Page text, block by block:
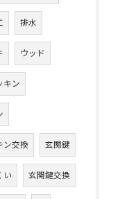
排水
ウッド
キン
ン交換 玄関鍵
い 玄関鍵交換